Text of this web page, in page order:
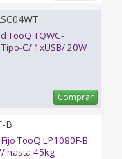
TooQ TQWC-
C/ 1xUSB/ 20W
Comprar
B
TooQ LP1080F-B
hasta 45kg